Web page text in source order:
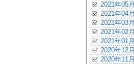
2021年05月
2021年04月
2021年03月
2021年02月
2021年01月
2020年12月
2020年11月